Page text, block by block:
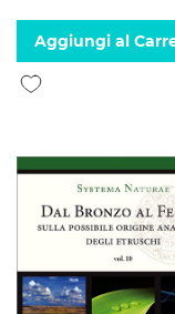
Aggiungi al
Aggiungi alla lista